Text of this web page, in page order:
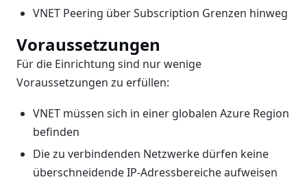
VNET Peering über Subscription Grenzen hinweg
Voraussetzungen
Für die Einrichtung sind nur wenige
Voraussetzungen zu erfüllen:
VNET müssen sich in einer globalen Azure Region
befinden
Die zu verbindenden Netzwerke dürfen keine
überschneidende IP-Adressbereiche aufweisen